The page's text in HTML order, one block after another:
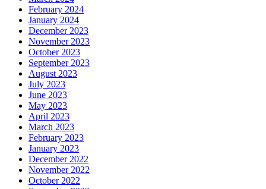
February 2024
January 2024
December 2023
November 2023
October 2023
September 2023
August 2023
July 2023
June 2023
May 2023
April 2023
March 2023
February 2023
January 2023
December 2022
November 2022
October 2022